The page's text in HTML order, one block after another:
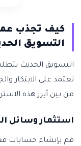
كيف تجذب
التسويق
التسويق الحديث
تعتمد على الابتكار
من بين أبرز هذه
استثمار وسائل
قم بإنشاء حسابات